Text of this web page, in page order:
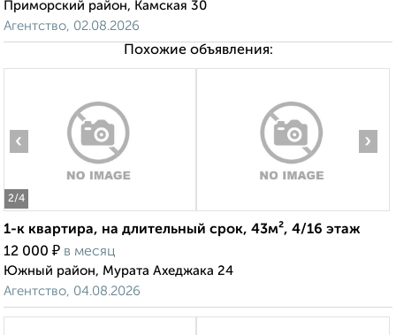
Приморский район, Камская 30
Агентство, 02.08.2026
Похожие объявления:
2/4
‹ ›
1-к квартира, на длительный срок, 43м², 4/16 этаж
12 000 ₽ в месяц
Южный район, Мурата Ахеджака 24
Агентство, 04.08.2026